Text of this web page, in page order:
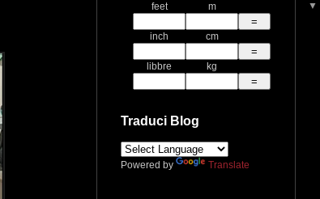
feet m
inch cm
libbre kg
Traduci Blog
Powered by Translate
▼